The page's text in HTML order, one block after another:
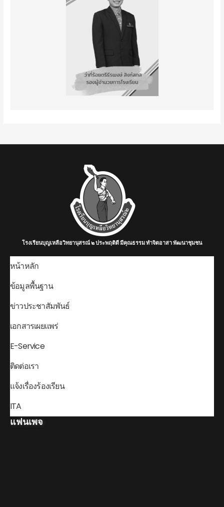
โรงเรียนบุญเหลือวิทยานุสรณ์ ๒ ประพฤติดี มีคุณธรรม ทำจิตอาสา พัฒนาชุมชน
หน้าหลัก
ข้อมูลพื้นฐาน
ข่าวประชาสัมพันธ์
เอกสารเผยแพร่
E-Service
ติดต่อเรา
แจ้งเรื่องร้องเรียน
ITA
แฟนเพจ